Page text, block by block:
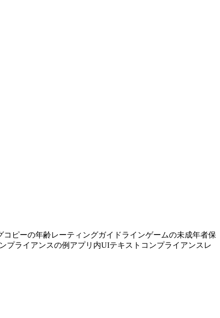
コピーの年齢レーティングガイドラインゲームの未成年者保
プライアンスの例 アプリ内UIテキストコンプライアンスレ